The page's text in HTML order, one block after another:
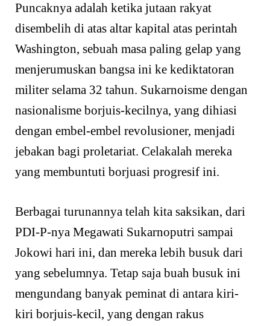
Puncaknya adalah ketika jutaan rakyat
disembelih di atas altar kapital atas perintah
Washington, sebuah masa paling gelap yang
menjerumuskan bangsa ini ke kediktatoran
militer selama 32 tahun. Sukarnoisme dengan
nasionalisme borjuis-kecilnya, yang dihiasi
dengan embel-embel revolusioner, menjadi
jebakan bagi proletariat. Celakalah mereka
yang membuntuti borjuasi progresif ini.
Berbagai turunannya telah kita saksikan, dari
PDI-P-nya Megawati Sukarnoputri sampai
Jokowi hari ini, dan mereka lebih busuk dari
yang sebelumnya. Tetap saja buah busuk ini
mengundang banyak peminat di antara kiri-
kiri borjuis-kecil, yang dengan rakus